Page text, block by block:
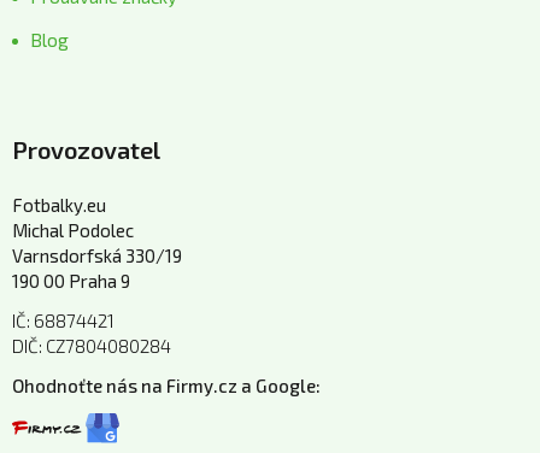
Blog
Provozovatel
Fotbalky.eu
Michal Podolec
Varnsdorfská 330/19
190 00 Praha 9
IČ: 68874421
DIČ: CZ7804080284
Ohodnoťte nás na Firmy.cz a Google: